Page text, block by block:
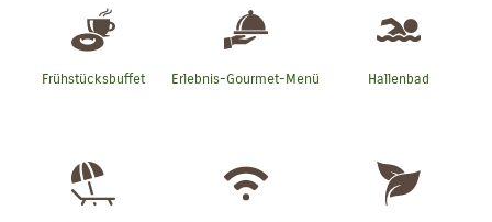
Frühstücksbuffet Erlebnis-Gourmet-Menü Hallenbad